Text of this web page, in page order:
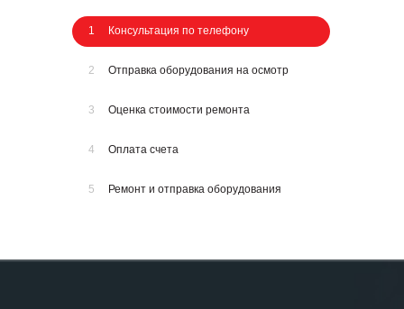
1 Консультация по телефону
2 Отправка оборудования на осмотр
3 Оценка стоимости ремонта
4 Оплата счета
5 Ремонт и отправка оборудования